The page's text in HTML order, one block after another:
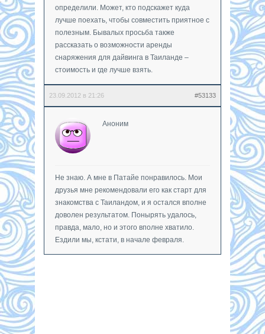
определили. Может, кто подскажет куда
лучше поехать, чтобы совместить приятное с
полезным. Бывалых просьба также
рассказать о возможности аренды
снаряжения для дайвинга в Таиланде –
стоимость и где лучше взять.
23.09.2012 в 21:26 #53133
Аноним
Не знаю. А мне в Патайе понравилось. Мои
друзья мне рекомендовали его как старт для
знакомства с Таиландом, и я остался вполне
доволен результатом. Понырять удалось,
правда, мало, но и этого вполне хватило.
Ездили мы, кстати, в начале февраля.